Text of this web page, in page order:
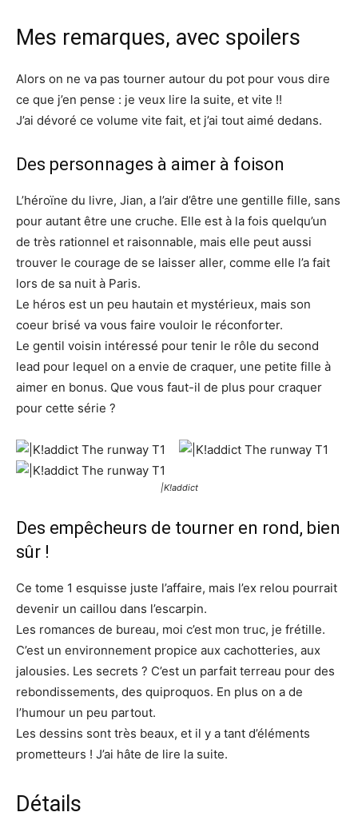
Mes remarques, avec spoilers
Alors on ne va pas tourner autour du pot pour vous dire
ce que j’en pense : je veux lire la suite, et vite !!
J’ai dévoré ce volume vite fait, et j’ai tout aimé dedans.
Des personnages à aimer à foison
L’héroïne du livre, Jian, a l’air d’être une gentille fille, sans
pour autant être une cruche. Elle est à la fois quelqu’un
de très rationnel et raisonnable, mais elle peut aussi
trouver le courage de se laisser aller, comme elle l’a fait
lors de sa nuit à Paris.
Le héros est un peu hautain et mystérieux, mais son
coeur brisé va vous faire vouloir le réconforter.
Le gentil voisin intéressé pour tenir le rôle du second
lead pour lequel on a envie de craquer, une petite fille à
aimer en bonus. Que vous faut-il de plus pour craquer
pour cette série ?
|K!addict
Des empêcheurs de tourner en rond, bien
sûr !
Ce tome 1 esquisse juste l’affaire, mais l’ex relou pourrait
devenir un caillou dans l’escarpin.
Les romances de bureau, moi c’est mon truc, je frétille.
C’est un environnement propice aux cachotteries, aux
jalousies. Les secrets ? C’est un parfait terreau pour des
rebondissements, des quiproquos. En plus on a de
l’humour un peu partout.
Les dessins sont très beaux, et il y a tant d’éléments
prometteurs ! J’ai hâte de lire la suite.
Détails